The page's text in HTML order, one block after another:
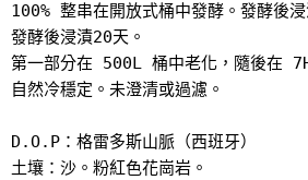
100% 整串在開放式桶中發酵。發酵後浸
發酵後浸漬20天。
第一部分在 500L 桶中老化，隨後在
自然冷穩定。未澄清或過濾。
D.O.P：格雷多斯山脈（西班牙）
土壤：沙。粉紅色花崗岩。